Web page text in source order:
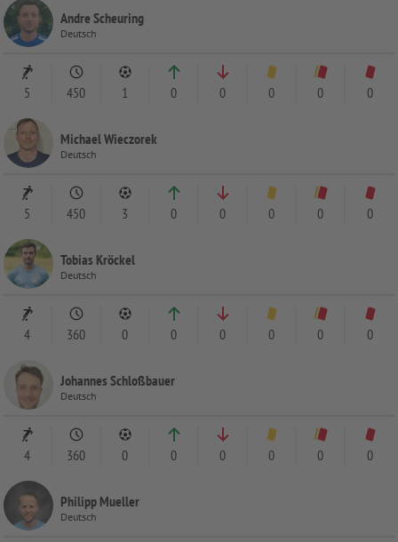
Andre Scheuring
Deutsch
5 450 1 0 0 0 0 0
Michael Wieczorek
Deutsch
5 450 3 0 0 0 0 0
Tobias Kröckel
Deutsch
4 360 0 0 0 0 0 0
Johannes Schloßbauer
Deutsch
4 360 0 0 0 0 0 0
Philipp Mueller
Deutsch